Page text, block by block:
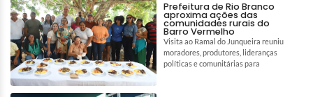
Prefeitura de Rio Branco
aproxima ações das
comunidades rurais do
Barro Vermelho
Visita ao Ramal do Junqueira reuniu
moradores, produtores, lideranças
políticas e comunitárias para